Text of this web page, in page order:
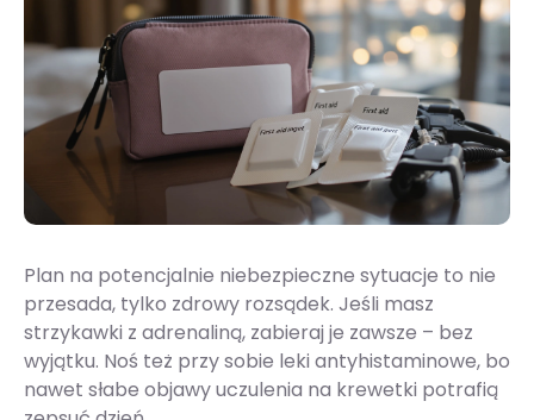
Plan na potencjalnie niebezpieczne sytuacje to nie
przesada, tylko zdrowy rozsądek. Jeśli masz
strzykawki z adrenaliną, zabieraj je zawsze – bez
wyjątku. Noś też przy sobie leki antyhistaminowe, bo
nawet słabe objawy uczulenia na krewetki potrafią